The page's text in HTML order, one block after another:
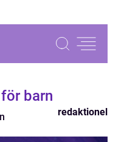
barn
redaktionel